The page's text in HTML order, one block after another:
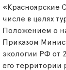
«Красноярские
числе в целях
Положением о
Приказом
экологии РФ от
его территории